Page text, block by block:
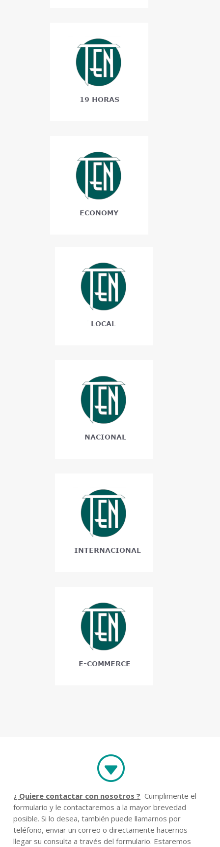
G
¿ Quiere contactar con nosotros ? Cumplimente el
formulario y le contactaremos a la mayor brevedad
posible. Si lo desea, también puede llamarnos por
teléfono, enviar un correo o directamente hacernos
llegar su consulta a través del formulario. Estaremos